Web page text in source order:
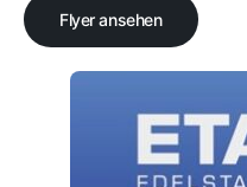
Flyer ansehen